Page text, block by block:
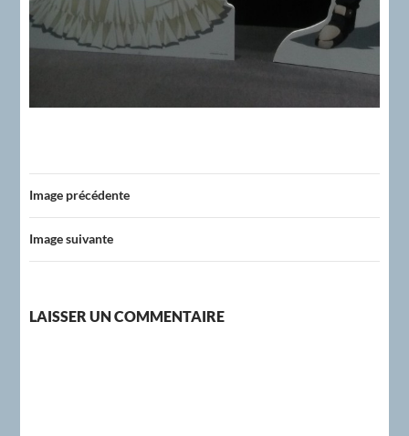
Image précédente
Image suivante
LAISSER UN COMMENTAIRE